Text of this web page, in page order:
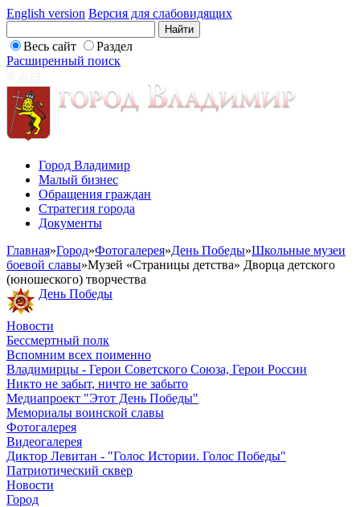
English version Версия для слабовидящих
Весь сайт
Раздел
Расширенный поиск
Город Владимир
Малый бизнес
Обращения граждан
Стратегия города
Документы
Главная»Город»Фотогалерея»День Победы»Школьные музеи
боевой славы»Музей «Страницы детства» Дворца детского
(юношеского) творчества
День Победы
Новости
Бессмертный полк
Вспомним всех поименно
Владимирцы - Герои Советского Союза, Герои России
Никто не забыт, ничто не забыто
Медиапроект "Этот День Победы"
Мемориалы воинской славы
Фотогалерея
Видеогалерея
Диктор Левитан - "Голос Истории. Голос Победы"
Патриотический сквер
Новости
Город